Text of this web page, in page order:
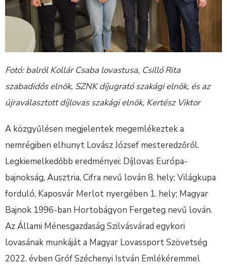
Fotó: balról Kollár Csaba lovastusa, Csilló Rita
szabadidős elnök, SZNK díjugrató szakági elnök, és az
újraválasztott díjlovas szakági elnök, Kertész Viktor
A közgyűlésen megjelentek megemlékeztek a
nemrégiben elhunyt Lovász József mesteredzőről.
Legkiemelkedőbb eredményei: Díjlovas Európa-
bajnokság, Ausztria, Cifra nevű lován 8. hely; Világkupa
forduló, Kaposvár Merlot nyergében 1. hely; Magyar
Bajnok 1996-ban Hortobágyon Fergeteg nevű lován.
Az Állami Ménesgazdaság Szilvásvárad egykori
lovasának munkáját a Magyar Lovassport Szövetség
2022. évben Gróf Széchenyi István Emlékéremmel